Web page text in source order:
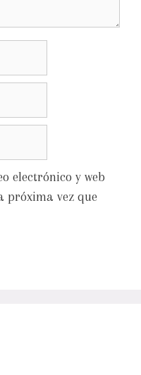
electrónico y web
próxima vez que